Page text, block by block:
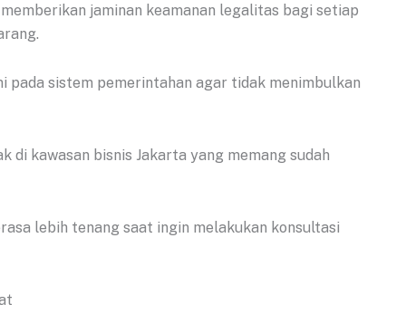
jaminan keamanan legalitas bagi setiap
sistem pemerintahan agar tidak menimbulkan
kawasan bisnis Jakarta yang memang sudah
lebih tenang saat ingin melakukan konsultasi